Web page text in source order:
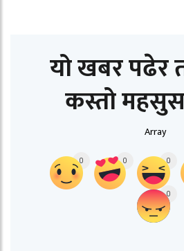
यो खबर पढेर
कस्तो
Array
0 0 0
0